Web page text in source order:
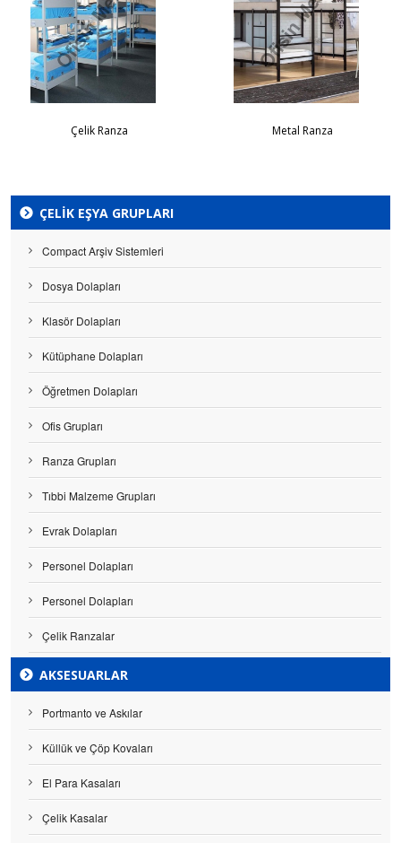
Çelik Ranza Metal Ranza
ÇELIK EŞYA GRUPLARI
Compact Arşiv Sistemleri
Dosya Dolapları
Klasör Dolapları
Kütüphane Dolapları
Öğretmen Dolapları
Ofis Grupları
Ranza Grupları
Tıbbi Malzeme Grupları
Evrak Dolapları
Personel Dolapları
Personel Dolapları
Çelik Ranzalar
AKSESUARLAR
Portmanto ve Askılar
Küllük ve Çöp Kovaları
El Para Kasaları
Çelik Kasalar